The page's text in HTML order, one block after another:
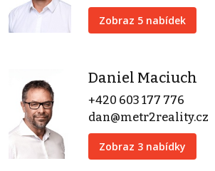
Zobraz 5 nabídek
Daniel Maciuch
+420 603 177 776
dan@metr2reality.cz
Zobraz 3 nabídky